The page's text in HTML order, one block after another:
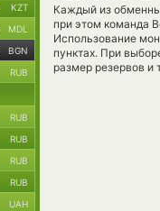
Каждый из
при этом команда
Использование
пунктах. При
размер резервов и
KZT
MDL
BGN
RUB
RUB
RUB
RUB
RUB
UAH